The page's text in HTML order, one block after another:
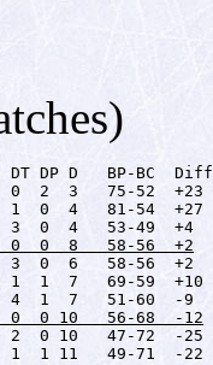
DT DP D   BP-BC  Diff
0  2  3   75-52  +23
1  0  4   81-54  +27
0  0  8   58-56  +2
3  0  6   58-56  +2
1  7   69-59  +10
0 10   56-68  -12
0 10   47-72  -25
1  1 11   49-71  -22